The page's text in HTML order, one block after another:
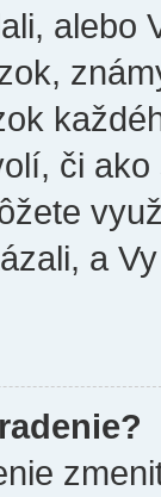
alebo
či
a